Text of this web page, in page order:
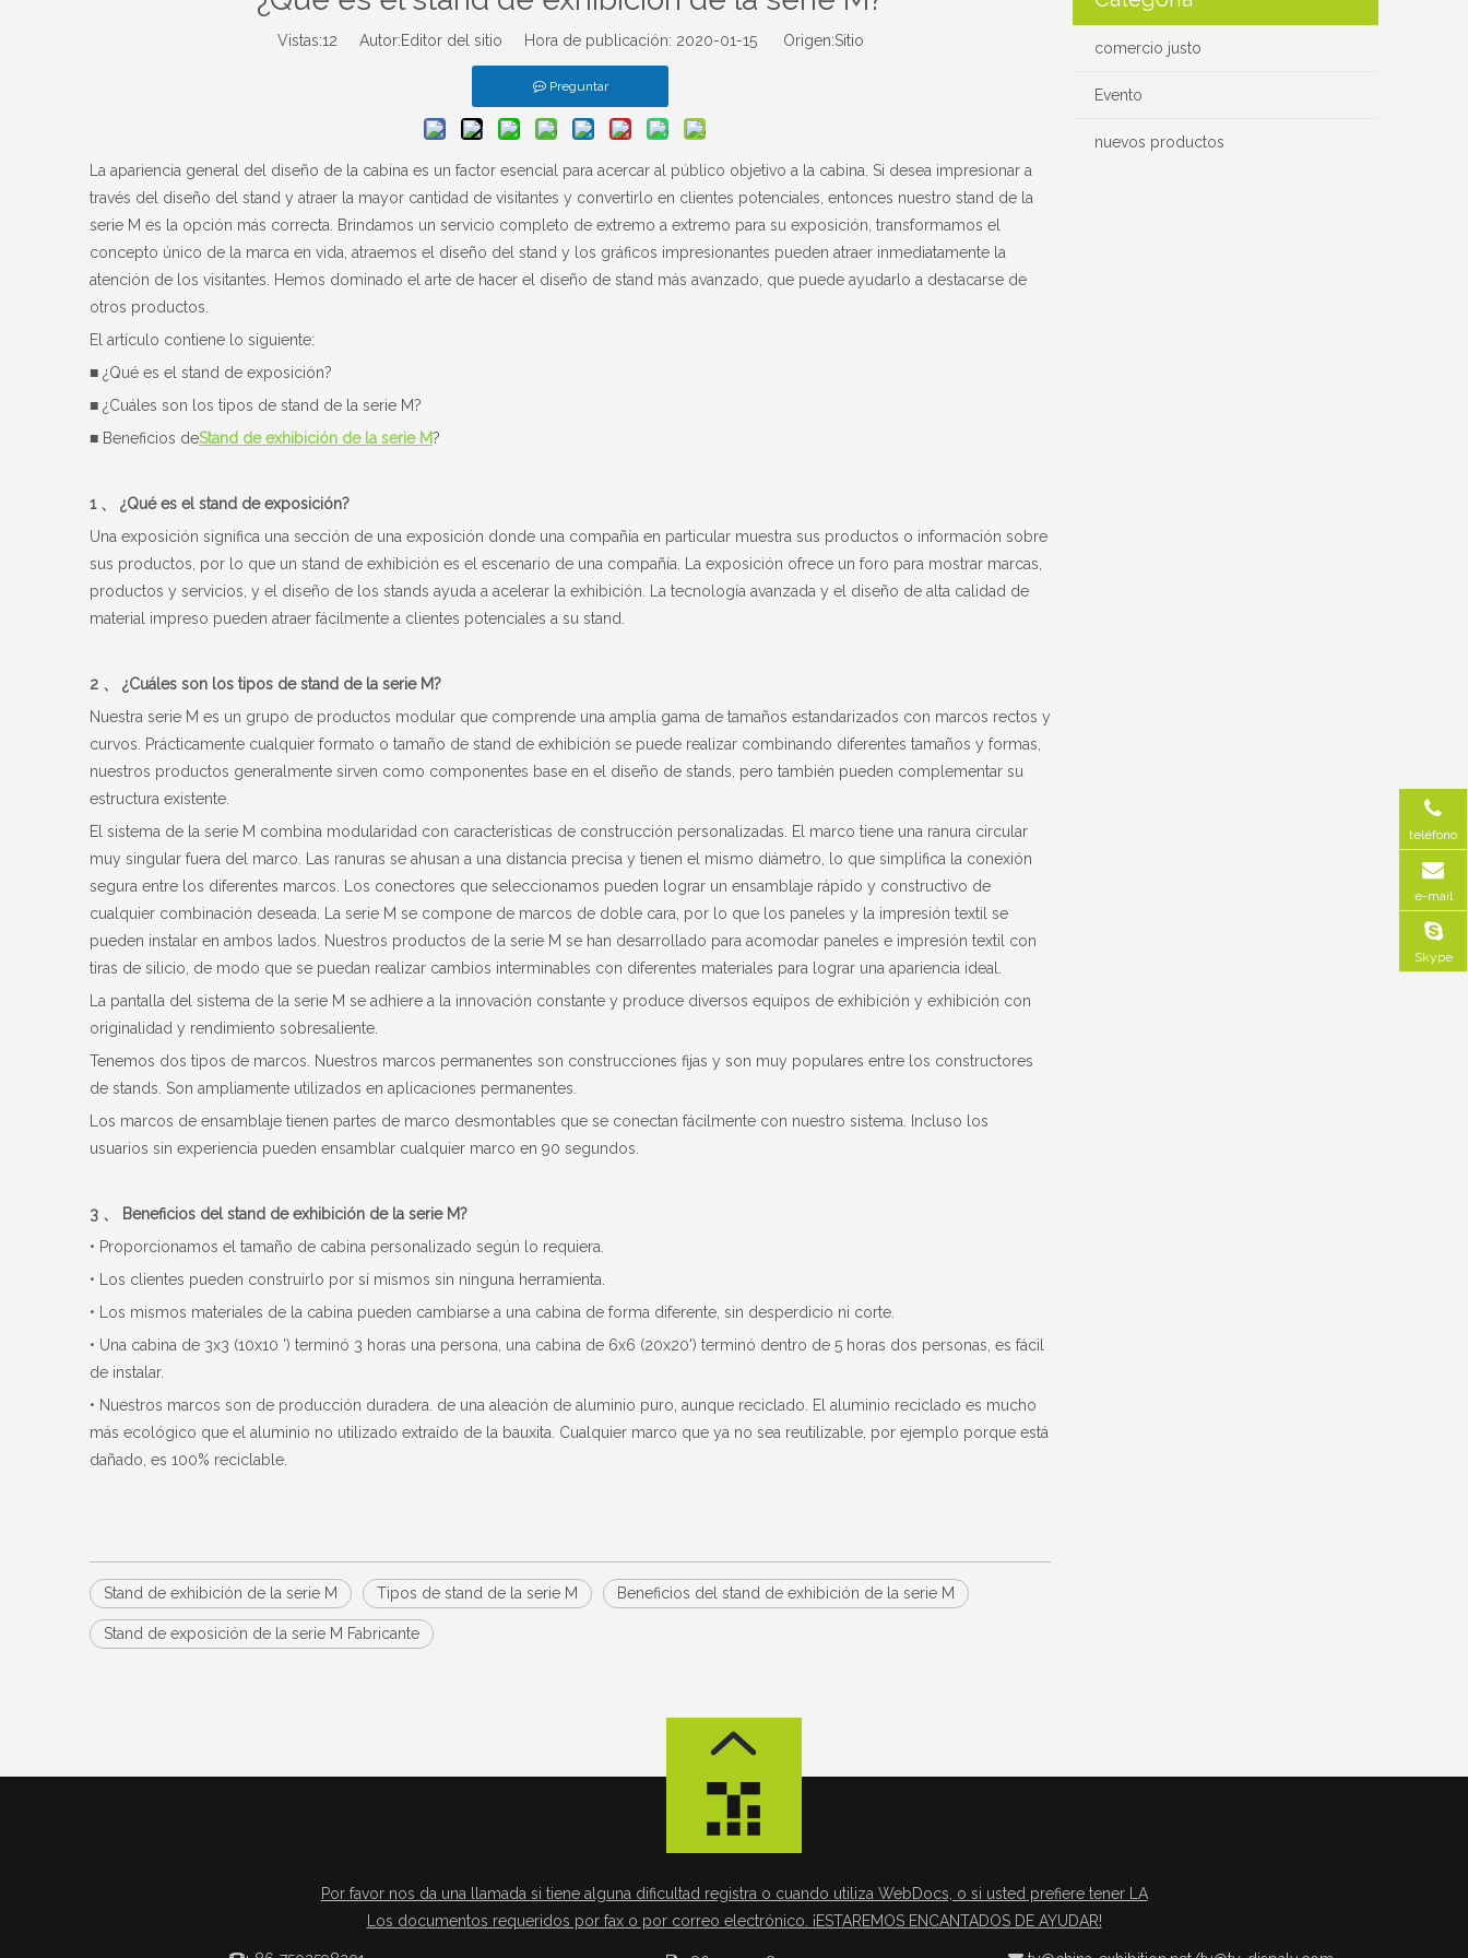
Vistas:12 Autor:Editor del sitio Hora de publicación: 2020-01-15 Origen:Sitio
Preguntar
La apariencia general del diseño de la cabina es un factor esencial para acercar al público objetivo a la cabina. Si desea impresionar a
través del diseño del stand y atraer la mayor cantidad de visitantes y convertirlo en clientes potenciales, entonces nuestro stand de la
serie M es la opción más correcta. Brindamos un servicio completo de extremo a extremo para su exposición, transformamos el
concepto único de la marca en vida, atraemos el diseño del stand y los gráficos impresionantes pueden atraer inmediatamente la
atención de los visitantes. Hemos dominado el arte de hacer el diseño de stand más avanzado, que puede ayudarlo a destacarse de
otros productos.
El artículo contiene lo siguiente:
■ ¿Qué es el stand de exposición?
■ ¿Cuáles son los tipos de stand de la serie M?
■ Beneficios deStand de exhibición de la serie M?
1 、 ¿Qué es el stand de exposición?
Una exposición significa una sección de una exposición donde una compañía en particular muestra sus productos o información sobre
sus productos, por lo que un stand de exhibición es el escenario de una compañía. La exposición ofrece un foro para mostrar marcas,
productos y servicios, y el diseño de los stands ayuda a acelerar la exhibición. La tecnología avanzada y el diseño de alta calidad de
material impreso pueden atraer fácilmente a clientes potenciales a su stand.
2 、 ¿Cuáles son los tipos de stand de la serie M?
Nuestra serie M es un grupo de productos modular que comprende una amplia gama de tamaños estandarizados con marcos rectos y
curvos. Prácticamente cualquier formato o tamaño de stand de exhibición se puede realizar combinando diferentes tamaños y formas,
nuestros productos generalmente sirven como componentes base en el diseño de stands, pero también pueden complementar su
estructura existente.
El sistema de la serie M combina modularidad con características de construcción personalizadas. El marco tiene una ranura circular
muy singular fuera del marco. Las ranuras se ahusan a una distancia precisa y tienen el mismo diámetro, lo que simplifica la conexión
segura entre los diferentes marcos. Los conectores que seleccionamos pueden lograr un ensamblaje rápido y constructivo de
cualquier combinación deseada. La serie M se compone de marcos de doble cara, por lo que los paneles y la impresión textil se
pueden instalar en ambos lados. Nuestros productos de la serie M se han desarrollado para acomodar paneles e impresión textil con
tiras de silicio, de modo que se puedan realizar cambios interminables con diferentes materiales para lograr una apariencia ideal.
La pantalla del sistema de la serie M se adhiere a la innovación constante y produce diversos equipos de exhibición y exhibición con
originalidad y rendimiento sobresaliente.
Tenemos dos tipos de marcos. Nuestros marcos permanentes son construcciones fijas y son muy populares entre los constructores
de stands. Son ampliamente utilizados en aplicaciones permanentes.
Los marcos de ensamblaje tienen partes de marco desmontables que se conectan fácilmente con nuestro sistema. Incluso los
usuarios sin experiencia pueden ensamblar cualquier marco en 90 segundos.
3 、 Beneficios del stand de exhibición de la serie M?
• Proporcionamos el tamaño de cabina personalizado según lo requiera.
• Los clientes pueden construirlo por sí mismos sin ninguna herramienta.
• Los mismos materiales de la cabina pueden cambiarse a una cabina de forma diferente, sin desperdicio ni corte.
• Una cabina de 3x3 (10x10 ') terminó 3 horas una persona, una cabina de 6x6 (20x20') terminó dentro de 5 horas dos personas, es fácil
de instalar.
• Nuestros marcos son de producción duradera. de una aleación de aluminio puro, aunque reciclado. El aluminio reciclado es mucho
más ecológico que el aluminio no utilizado extraído de la bauxita. Cualquier marco que ya no sea reutilizable, por ejemplo porque está
dañado, es 100% reciclable.
Stand de exhibición de la serie M Tipos de stand de la serie M Beneficios del stand de exhibición de la serie M
Stand de exposición de la serie M Fabricante
comercio justo
Evento
nuevos productos
Por favor nos da una llamada si tiene alguna dificultad registra o cuando utiliza WebDocs, o si usted prefiere tener LA
Los documentos requeridos por fax o por correo electrónico. ¡ESTAREMOS ENCANTADOS DE AYUDAR!
teléfono
e-mail
Skype